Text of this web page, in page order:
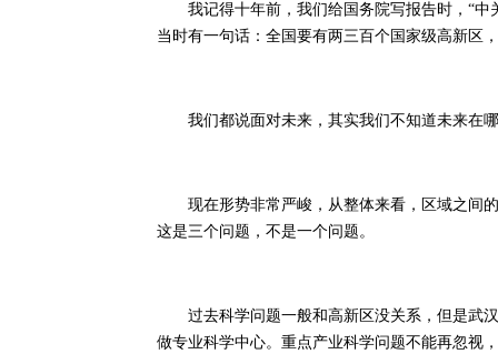
我记得十年前，我们给国务院写报告时，“中
当时有一句话：全国要有两三百个国家级高新区
我们都说面对未来，其实我们不知道未来在哪
现在形势非常严峻，从整体来看，区域之间的
这是三个问题，不是一个问题。
过去科学问题一般和高新区没关系，但是武汉
做专业科学中心。重点产业科学问题不能再忽视